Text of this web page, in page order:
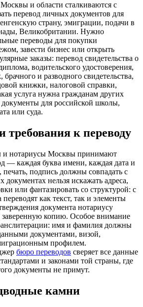
и области сталкиваются с
перевод личных документов для
страну, эмиграции, подачи в
Великобритании. Нужно
переводы для покупки
завести бизнес или открыть
заказы: перевод свидетельства о
водительского удостоверения,
и разводного свидетельства,
книжки, налоговой справки,
услуга нужна гражданам других
для российской школы,
или суда.
требования к переводу
и нотариусы Москвы принимают
— каждая буква имени, каждая дата и
подпись должны совпадать с
нельзя искажать адреса,
или фантазировать со структурой: с
как текст, так и элементы
документа нотариусу
копию. Особое внимание
имя и фамилия должны
документами, визой,
профилем.
бюро переводов сверяет все данные
и законами той страны, где
документы не примут.
камни